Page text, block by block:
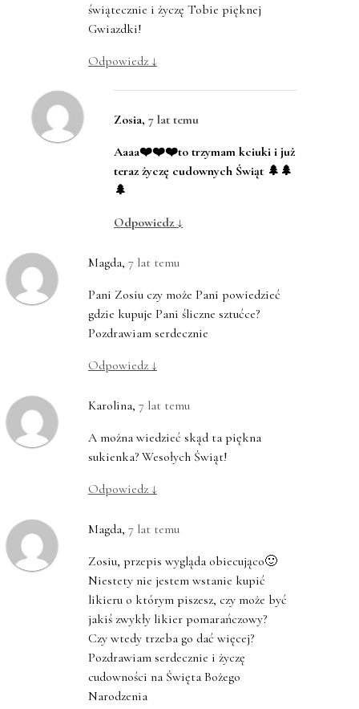
świątecznie i życzę Tobie pięknej
Gwiazdki!
Odpowiedz ↓
Zosia, 7 lat temu
Aaaa❤️❤️❤️to trzymam kciuki i już
teraz życzę cudownych Świąt 🌲🌲
🌲
Odpowiedz ↓
Magda, 7 lat temu
Pani Zosiu czy może Pani powiedzieć
gdzie kupuje Pani śliczne sztućce?
Pozdrawiam serdecznie
Odpowiedz ↓
Karolina, 7 lat temu
A można wiedzieć skąd ta piękna
sukienka? Wesołych Świąt!
Odpowiedz ↓
Magda, 7 lat temu
Zosiu, przepis wygląda obiecująco🙂
Niestety nie jestem wstanie kupić
likieru o którym piszesz, czy może być
jakiś zwykły likier pomarańczowy?
Czy wtedy trzeba go dać więcej?
Pozdrawiam serdecznie i życzę
cudowności na Święta Bożego
Narodzenia